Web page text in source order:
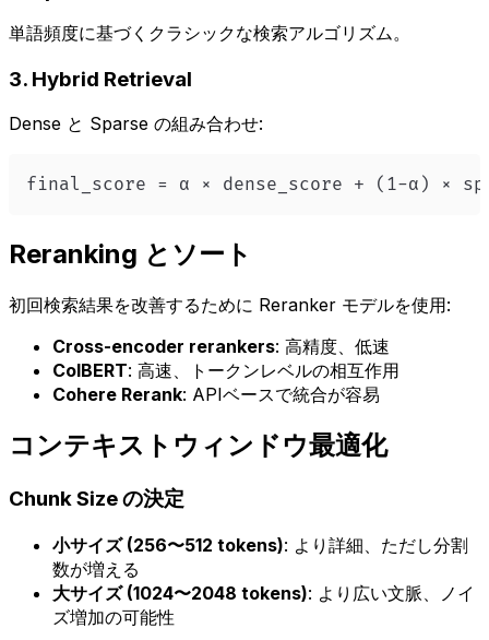
単語頻度に基づくクラシックな検索アルゴリズム。
3. Hybrid Retrieval
Dense と Sparse の組み合わせ:
final_score = α × dense_score + (1-α) ×
Reranking とソート
初回検索結果を改善するために Reranker モデルを使用:
Cross-encoder rerankers: 高精度、低速
ColBERT: 高速、トークンレベルの相互作用
Cohere Rerank: APIベースで統合が容易
コンテキストウィンドウ最適化
Chunk Size の決定
小サイズ (256〜512 tokens): より詳細、ただし分割
数が増える
大サイズ (1024〜2048 tokens): より広い文脈、ノイ
ズ増加の可能性